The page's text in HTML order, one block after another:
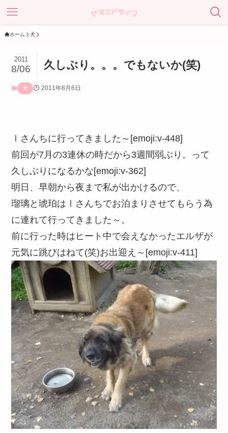
ホーム 犬
久しぶり。。。でもないか(笑)
2011
8/06
犬 2011年8月6日
Ⅰさんちに行ってきました～[emoji:v-448]
前回が7月の3連休の時だから3週間弱ぶり。って
久しぶりになるかな[emoji:v-362]
明日、早朝から夜まで私が出かけるので、
瑠璃と琥珀はⅠさんちでお泊まりさせてもらう為
に連れて行ってきました～。
前に行った時はヒート中で会えなかったエルザが
元気に跳びはねて(笑)お出迎え～[emoji:v-411]